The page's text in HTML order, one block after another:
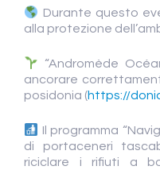
Durante questo
alla protezione
“Andromède
ancorare
posidonia (https://
Il programma
di portaceneri
riciclare i rifiuti a